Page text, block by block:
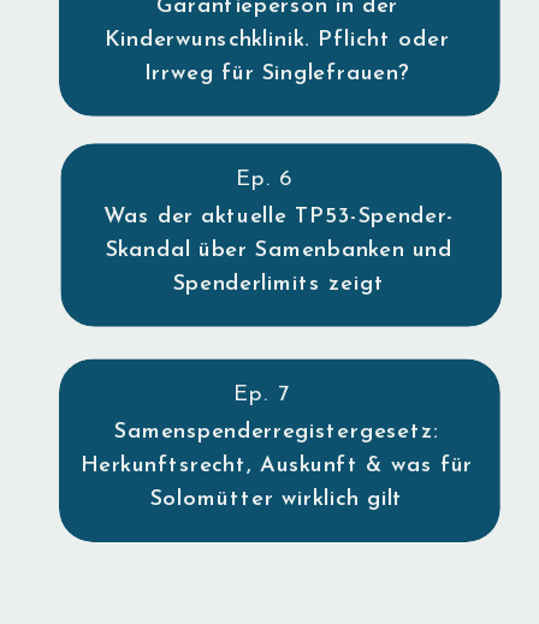
Garantieperson in der
Kinderwunschklinik. Pflicht oder
Irrweg für Singlefrauen?
Ep. 6
Was der aktuelle TP53-Spender-
Skandal über Samenbanken und
Spenderlimits zeigt
Ep. 7
Samenspenderregistergesetz:
Herkunftsrecht, Auskunft & was für
Solomütter wirklich gilt